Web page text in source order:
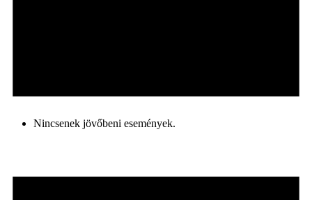
Nincsenek jövőbeni események.